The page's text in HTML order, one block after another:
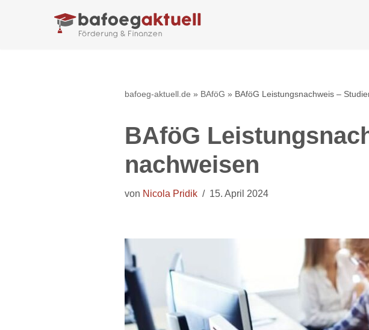
bafoeg-aktuell.de » BAföG » BAföG Leistungsnachweis –
BAföG
nachweisen
von Nicola Pridik 15. April 2024